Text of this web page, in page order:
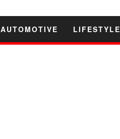
AUTOMOTIVE LIFESTYLE